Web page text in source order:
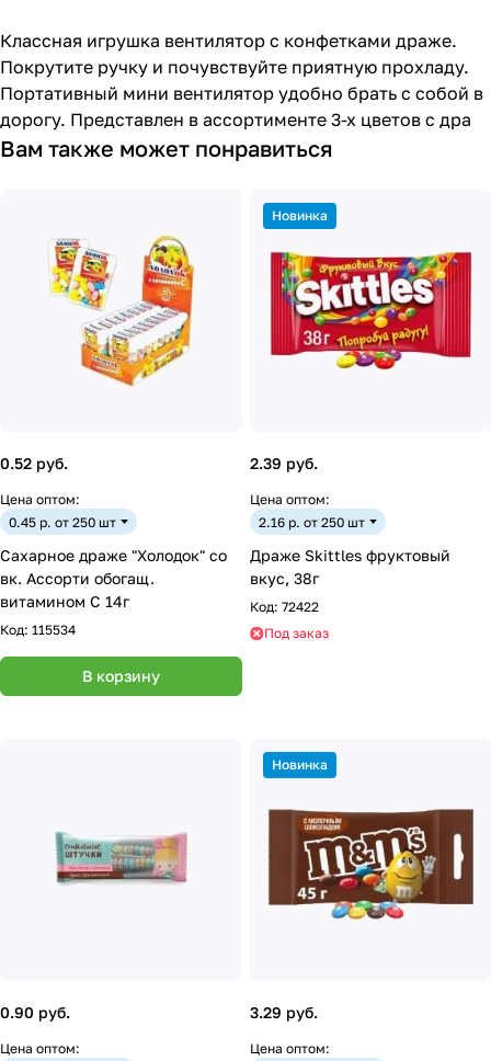
Классная игрушка вентилятор с конфетками драже.
Покрутите ручку и почувствуйте приятную прохладу.
Портативный мини вентилятор удобно брать с собой в
дорогу. Представлен в ассортименте 3-х цветов с дра
Вам также может понравиться
0.52 руб.
Цена оптом:
0.45 р. от 250 шт
Сахарное драже "Холодок" со
вк. Ассорти обогащ.
витамином С 14г
Код: 115534
В корзину
Новинка
2.39 руб.
Цена оптом:
2.16 р. от 250 шт
Драже Skittles фруктовый
вкус, 38г
Код: 72422
Под заказ
0.90 руб.
Цена оптом:
Новинка
3.29 руб.
Цена оптом: